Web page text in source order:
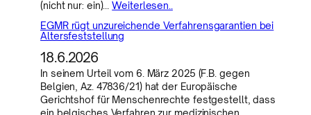
(nicht nur: ein)…Weiterlesen..
EGMR rügt unzureichende Verfahrensgarantien bei
Altersfeststellung
18.6.2026
In seinem Urteil vom 6. März 2025 (F.B. gegen
Belgien, Az. 47836/21) hat der Europäische
Gerichtshof für Menschenrechte festgestellt, dass